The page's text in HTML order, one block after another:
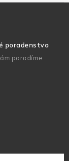
poradenstvo
poradíme